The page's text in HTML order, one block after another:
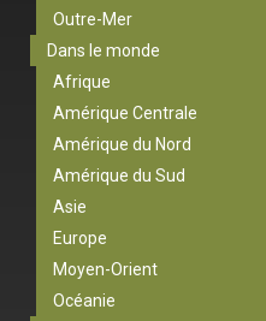
Outre-Mer
Dans le monde
Afrique
Amérique Centrale
Amérique du Nord
Amérique du Sud
Asie
Europe
Moyen-Orient
Océanie